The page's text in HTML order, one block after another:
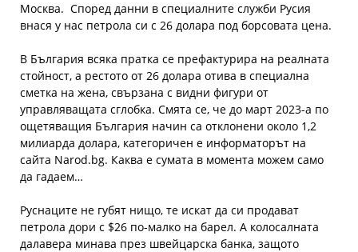
Москва. Според данни в специалните служби Русия
внася у нас петрола си с 26 долара под борсовата цена.
В България всяка пратка се префактурира на реалната
стойност, а рестото от 26 долара отива в специална
сметка на жена, свързана с видни фигури от
управляващата сглобка. Смята се, че до март 2023-а по
ощетяващия България начин са отклонени около 1,2
милиарда долара, категоричен е информаторът на
сайта Narod.bg. Каква е сумата в момента можем само
да гадаем…
Руснаците не губят нищо, те искат да си продават
петрола дори с $26 по-малко на барел. А колосалната
далавера минава през швейцарска банка, защото